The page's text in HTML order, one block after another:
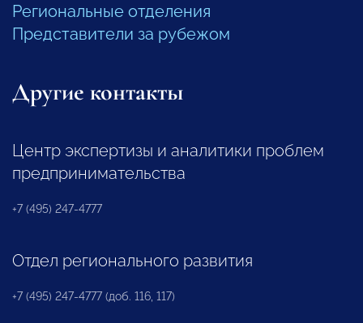
Региональные отделения
Представители за рубежом
Другие контакты
Центр экспертизы и аналитики проблем
предпринимательства
+7 (495) 247-4777
Отдел регионального развития
+7 (495) 247-4777 (доб. 116, 117)